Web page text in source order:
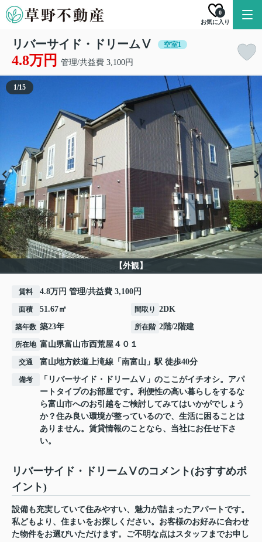
お気に入り
0
リバーサイド・ドリームⅤ 空室1
4.8万円 管理/共益費 3,100円
【外観】
1/15
賃料 4.8万円 管理/共益費 3,100円
面積 51.67㎡ 間取り 2DK
築年数 築23年 所在階 2階/2階建
所在地 富山県富山市西荒屋 ４０１
交通 富山地方鉄道上滝線 「 南富山 」駅 徒歩40分
備考
「リバーサイド・ドリームⅤ」のここがイチオシ。アパ
ートタイプのお部屋です。利便性の高い暮らしをするな
ら富山市へのお引越をご検討してみてはいかがでしょう
か？住み良い環境が整っているので、生活に困ることは
ありません。賃貸情報のことなら、当社にお任せ下さ
い。
リバーサイド・ドリームⅤのコメント(おすすめポ
イント)
設備も充実していて住みやすい、魅力が詰まったアパートです。
私どもより、住まいをお探しください。お客様のお好みに合わせ
た物件をお選びいただけます。ご不明な点はスタッフまでお申し